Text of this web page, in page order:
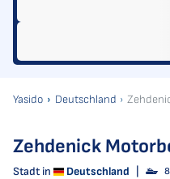
Yasido Deutschland
Zehdenick
Stadt in Deutschland